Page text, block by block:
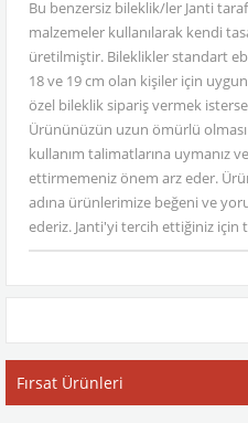
Bu benzersiz bileklik/ler Janti
malzemeler kullanılarak kendi
üretilmiştir. Bileklikler standart
18 ve 19 cm olan kişiler için
özel bileklik sipariş vermek
Ürününüzün uzun ömürlü
kullanım talimatlarına uymanız
ettirmemeniz önem arz eder.
adına ürünlerimize beğeni ve
ederiz. Janti'yi tercih ettiğiniz için
Fırsat Ürünleri